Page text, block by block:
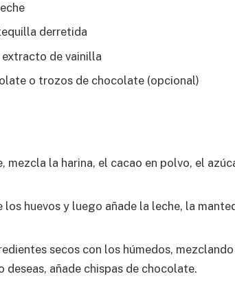
derretida
de vainilla
o trozos de chocolate (opcional)
mezcla la harina, el cacao en polvo, el
los huevos y luego añade la leche, la
secos con los húmedos,
deseas, añade chispas de chocolate.